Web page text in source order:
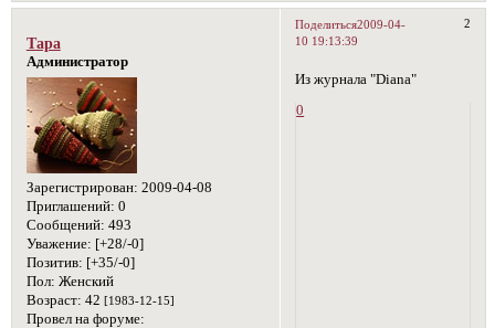
Поделиться 2
2009-04-
10 19:13:39
Тара
Администратор
Зарегистрирован: 2009-04-08
Приглашений: 0
Сообщений: 493
Уважение: [+28/-0]
Позитив: [+35/-0]
Пол: Женский
Возраст: 42 [1983-12-15]
Провел на форуме:
Из журнала "Diana"
0